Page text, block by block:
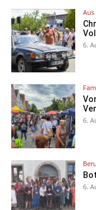
Aus
6.
6.
6.